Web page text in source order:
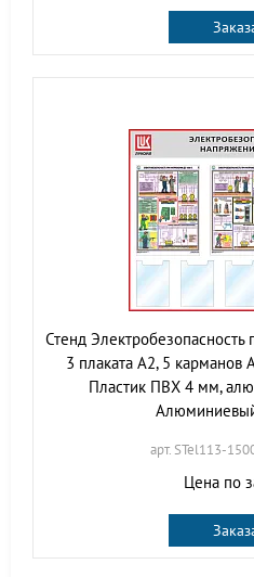
Стенд
3 плаката А2, 5 карманов
Пластик ПВХ 4 мм,
арт. STel113-
Цена по